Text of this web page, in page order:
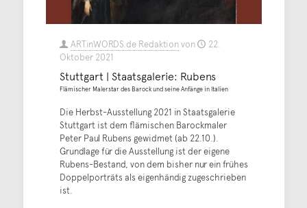
ARTinWORDS.de Redaktionvon
22.
Oktober 2021
Stuttgart | Staatsgalerie: Rubens
Flämischer Malerstar des Barock und seine Anfänge in Italien
Die Herbst-Ausstellung 2021 in Staatsgalerie
Stuttgart ist dem flämischen Barockmaler
Peter Paul Rubens gewidmet (ab 22.10.).
Grundlage für die Ausstellung ist der eigene
Rubens-Bestand, von dem bisher nur ein frühes
Doppelporträts als eigenhändig zugeschrieben
ist.